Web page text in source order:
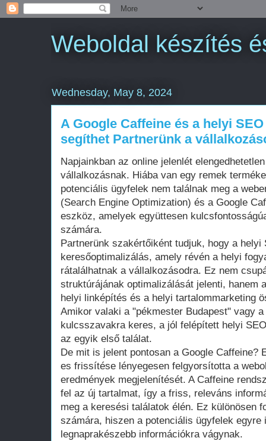
Weboldal készítés
Wednesday, May 8, 2024
A Google Caffeine és a helyi
segíthet Partnerünk a
Napjainkban az online jelenlét
vállalkozásnak. Hiába van egy remek
potenciális ügyfelek nem találnak meg a
(Search Engine Optimization) és a Google
eszköz, amelyek együttesen
számára.
Partnerünk szakértőiként tudjuk, hogy a
keresőoptimalizálás, amely révén a helyi
rátalálhatnak a vállalkozásodra. Ez nem
struktúrájának optimalizálását jelenti, hanem
helyi linképítés és a helyi tartalommarketing
Amikor valaki a "pékmester Budapest" vagy
kulcsszavakra keres, a jól felépített helyi
az egyik első találat.
De mit is jelent pontosan a Google Caffeine?
es frissítése lényegesen felgyorsította a
eredmények megjelenítését. A Caffeine
fel az új tartalmat, így a friss, releváns
meg a keresési találatok élén. Ez különösen
számára, hiszen a potenciális ügyfelek egyre
legnaprakészebb információkra vágynak.